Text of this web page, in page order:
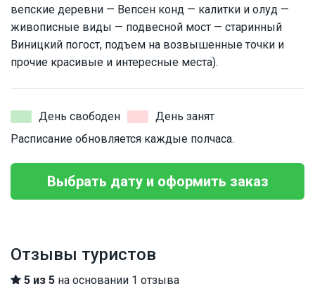
вепские деревни — Вепсен конд — калитки и олуд —
живописные виды — подвесной мост — старинный
Виницкий погост, подъем на возвышенные точки и
прочие красивые и интересные места).
День свободен
День занят
Расписание обновляется каждые полчаса.
Выбрать дату и оформить заказ
Отзывы туристов
5 из 5 на основании 1 отзыва